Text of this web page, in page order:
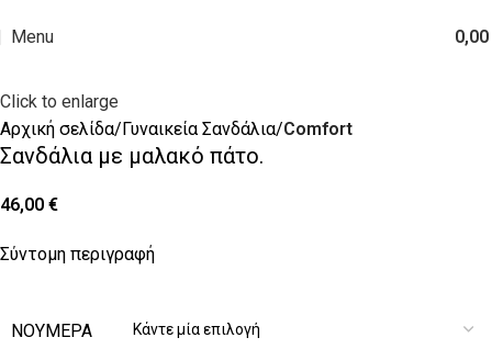
Menu 0,00
Click to enlarge
Αρχική σελίδα Γυναικεία Σανδάλια Comfort
Σανδάλια με μαλακό πάτο.
46,00 €
Σύντομη περιγραφή
ΝΟΎΜΕΡΑ